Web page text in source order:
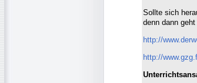
Sollte sich
denn dann
http://
http://